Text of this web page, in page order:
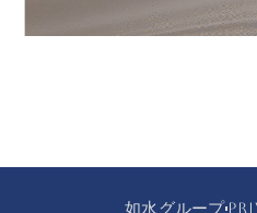
如水グループ